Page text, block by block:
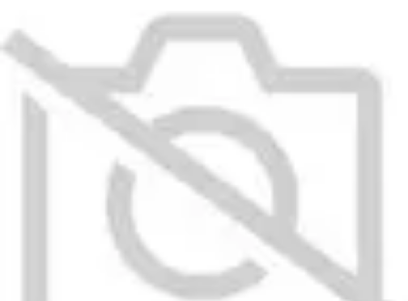
Outils et simulateurs
Calcul de Rachat
optimisation
Astuce et Conseils
Calculez Votre Rachat